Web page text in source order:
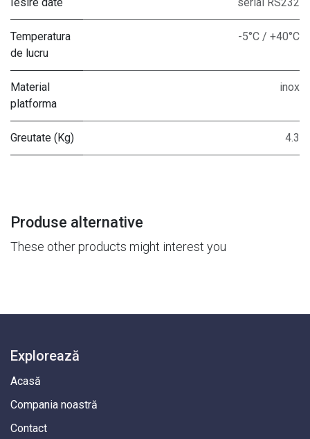
Temperatura
de lucru
-5°C / +40°C
Material
platforma
inox
Greutate (Kg) 4.3
Produse alternative
These other products might interest you
Explorează
Acasă
Compania noastră
Contact